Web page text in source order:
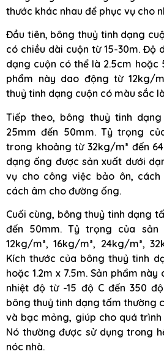
thước khác nhau để phục vụ cho
Đầu tiên, bông thuỷ tinh dạng
có chiều dài cuộn từ 15-30m. Độ
dạng cuộn có thể là 2.5cm hoặc
phẩm này dao động từ 12kg/
thuỷ tinh dạng cuộn có màu sắc
Tiếp theo, bông thuỷ tinh
25mm đến 50mm. Tỷ trọng
trong khoảng từ 32kg/m³ đến
dạng ống được sản xuất dưới
vụ cho công việc bảo ôn,
cách âm cho đường ống.
Cuối cùng, bông thuỷ tinh dạng
đến 50mm. Tỷ trọng của
12kg/m³, 16kg/m³, 24kg/m³,
Kích thước của bông thuỷ tinh
hoặc 1.2m x 7.5m. Sản phẩm
nhiệt độ từ -15 độ C đến 350
bông thuỷ tinh dạng tấm thường
và bạc mỏng, giúp cho quá
Nó thường được sử dụng trong
nóc nhà.